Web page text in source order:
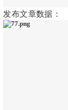
发布文章数据：